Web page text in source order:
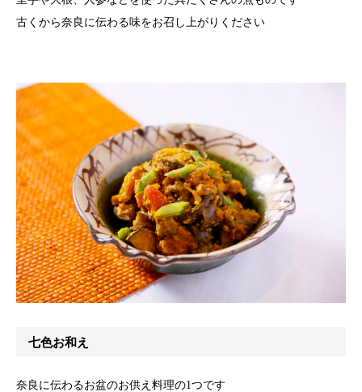
古くから奈良に伝わる味をお召し上がりください
七色お和え
奈良に伝わるお盆のお供え料理の1つです